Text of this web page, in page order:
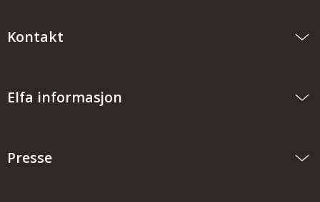
Kontakt
Elfa informasjon
Presse